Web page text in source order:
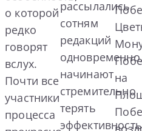
о которой
редко
говорят
вслух.
Почти все
участники
процесса
рассылались
сотням
редакций
одновременно,
начинают
стремительно
терять
на